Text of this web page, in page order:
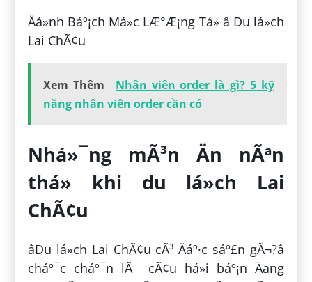
Äá»nh Báº¡ch Má»c LÆ°Æ¡ng Tá»­ â Du lá»ch
Lai ChÃ¢u
Xem Thêm
Nhân viên order là gì? 5 kỹ
năng nhân viên order cần có
Nhá»¯ng mÃ³n Än nÃªn
thá»­ khi du lá»ch Lai
ChÃ¢u
âDu lá»ch Lai ChÃ¢u cÃ³ Äáº·c sáº£n gÃ¬?â
cháº¯c cháº¯n lÃ cÃ¢u há»i báº¡n Äang